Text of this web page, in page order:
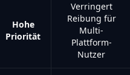
Hohe
Priorität
Verringert
Reibung für
Multi-
Plattform-
Nutzer